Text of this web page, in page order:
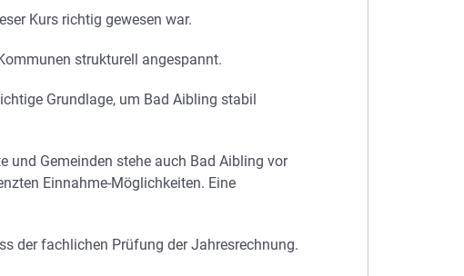
Kurs richtig gewesen war.
strukturell angespannt.
Grundlage, um Bad Aibling stabil
und Gemeinden stehe auch Bad Aibling vor
Einnahme-Möglichkeiten. Eine
der fachlichen Prüfung der Jahresrechnung.